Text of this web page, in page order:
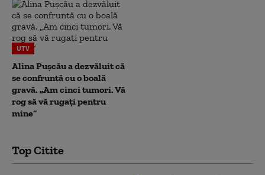
UTV
Alina Pușcău a dezvăluit că
se confruntă cu o boală
gravă. „Am cinci tumori. Vă
rog să vă rugați pentru
mine”
Top Citite